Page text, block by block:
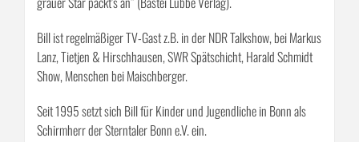
September 2015 folgt sein zweiter Streich: „In alter Frische – Ein
grauer Star packt’s an“ (Bastei Lübbe Verlag).
Bill ist regelmäßiger TV-Gast z.B. in der NDR Talkshow, bei Markus
Lanz, Tietjen & Hirschhausen, SWR Spätschicht, Harald Schmidt
Show, Menschen bei Maischberger.